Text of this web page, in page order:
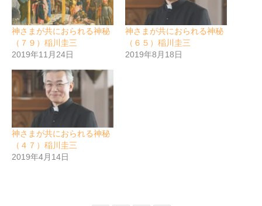
神さまが共におられる神秘
（７９）稲川圭三
2019年11月24日
神さまが共におられる神秘
（６５）稲川圭三
2019年8月18日
神さまが共におられる神秘
（４７）稲川圭三
2019年4月14日